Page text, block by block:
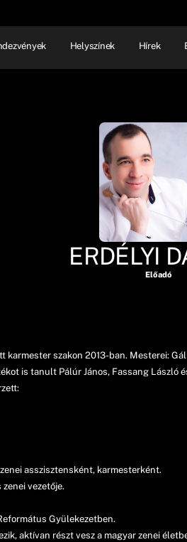
Helyszínek Hírek
ERDÉLYI
Előadó
karmester szakon 2013-ban. Mesterei:
is tanult Pálúr János, Fassang László
asszisztensként, karmesterként.
vezetője.
Gyülekezetben.
aktívan részt vesz a magyar zenei